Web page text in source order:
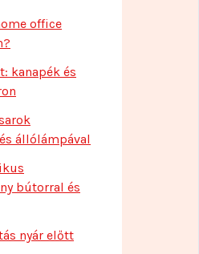
office
kanapék és
állólámpával
bútorral és
nyár előtt